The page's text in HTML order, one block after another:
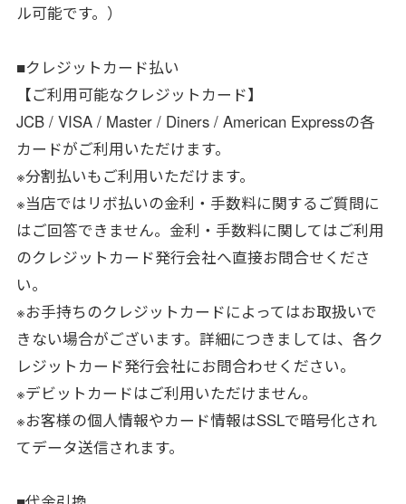
ル可能です。）
■クレジットカード払い
【ご利用可能なクレジットカード】
JCB / VISA / Master / Diners / American Expressの各
カードがご利用いただけます。
※分割払いもご利用いただけます。
※当店ではリボ払いの金利・手数料に関するご質問に
はご回答できません。金利・手数料に関してはご利用
のクレジットカード発行会社へ直接お問合せくださ
い。
※お手持ちのクレジットカードによってはお取扱いで
きない場合がございます。詳細につきましては、各ク
レジットカード発行会社にお問合わせください。
※デビットカードはご利用いただけません。
※お客様の個人情報やカード情報はSSLで暗号化され
てデータ送信されます。